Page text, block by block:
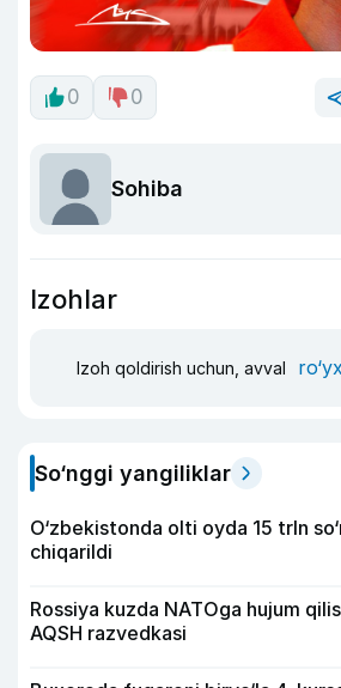
0 0
Sohiba
Izohlar
Izoh qoldirish uchun, avval
So‘nggi yangiliklar
O‘zbekistonda olti oyda 15 trln
chiqarildi
Rossiya kuzda NATOga hujum
AQSH razvedkasi